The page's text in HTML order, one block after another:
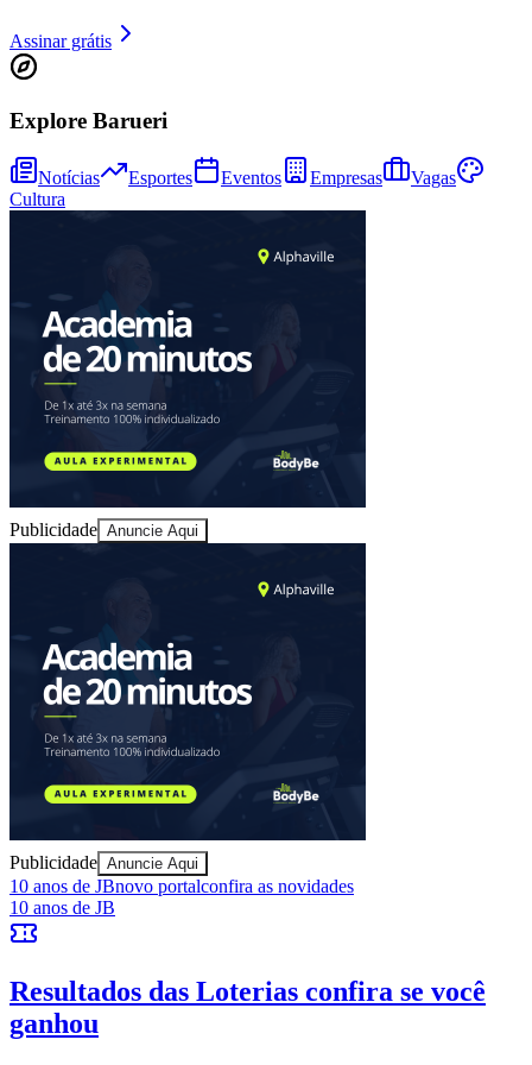
Bragantino
Assinar grátis
Explore Barueri
Notícias Esportes Eventos Empresas
Vagas
Cultura
Publicidade Anuncie Aqui
Publicidade Anuncie Aqui